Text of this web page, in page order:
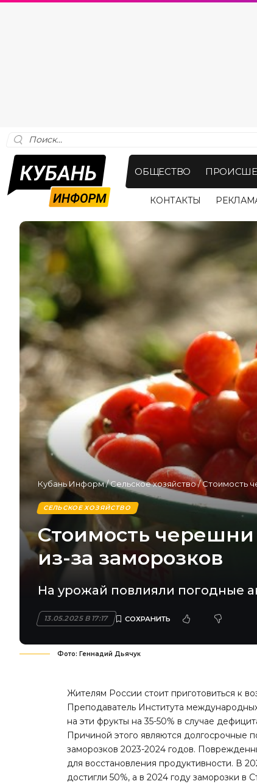
ОБЩЕСТВО
КОНТАКТЫ
Кубань Информ/Сельское хозяйство/Стоимость
СЕЛЬСКОЕ ХОЗЯЙСТВО
Стоимость черешни
из-за заморозков
На урожай повлияли погодные
13.05.2025 В 17:17
Фото: Геннадий Дьячук
Жителям России стоит приготовиться к
Преподаватель Института
на эти фрукты на 35-50% в случае
Причиной этого являются долгосрочные
заморозков 2023-2024 годов.
для восстановления продуктивности. В
достигли 50%, а в 2024 году заморозки